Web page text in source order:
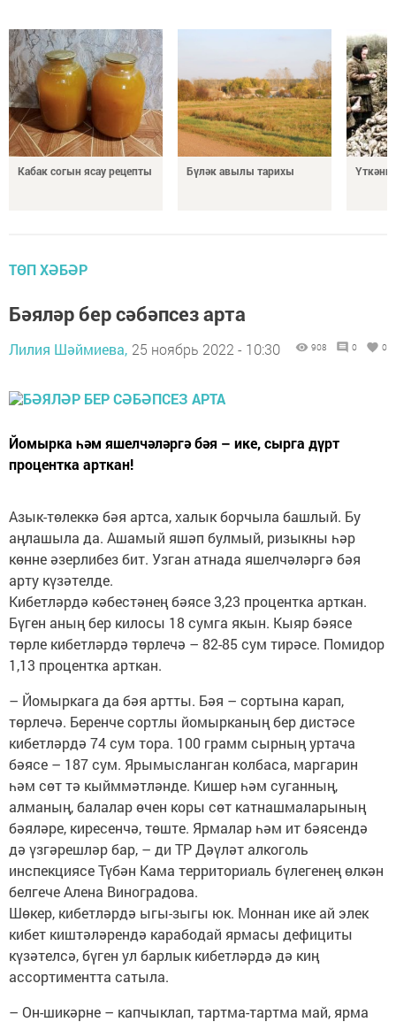
Кабак согын ясау рецепты Бүләк авылы тарихы
ТӨП ХӘБӘР
Бәяләр бер сәбәпсез арта
Лилия Шәймиева, 25 ноябрь 2022 - 10:30 908 0 0
Йомырка һәм яшелчәләргә бәя – ике, сырга дүрт
процентка арткан!
Азык-төлеккә бәя артса, халык борчыла башлый. Бу
аңлашыла да. Ашамый яшәп булмый, ризыкны һәр
көнне әзерлибез бит. Узган атнада яшелчәләргә бәя
арту күзәтелде.
Кибетләрдә кәбестәнең бәясе 3,23 процентка арткан.
Бүген аның бер килосы 18 сумга якын. Кыяр бәясе
төрле кибетләрдә төрлечә – 82-85 сум тирәсе. Помидор
1,13 процентка арткан.
– Йомыркага да бәя артты. Бәя – сортына карап,
төрлечә. Беренче сортлы йомырканың бер дистәсе
кибетләрдә 74 сум тора. 100 грамм сырның уртача
бәясе – 187 сум. Ярымысланган колбаса, маргарин
һәм сөт тә кыйммәтләнде. Кишер һәм суганның,
алманың, балалар өчен коры сөт катнашмаларының
бәяләре, киресенчә, төште. Ярмалар һәм ит бәясендә
дә үзгәрешләр бар, – ди ТР Дәүләт алкоголь
инспекциясе Түбән Кама территориаль бүлегенең өлкән
белгече Алена Виноградова.
Шөкер, кибетләрдә ыгы-зыгы юк. Моннан ике ай элек
кибет киштәләрендә карабодай ярмасы дефициты
күзәтелсә, бүген ул барлык кибетләрдә дә киң
ассортиментта сатыла.
– Он-шикәрне – капчыклап, тартма-тартма май, ярма